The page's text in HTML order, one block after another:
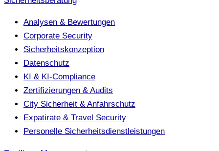
Analysen & Bewertungen
Corporate Security
Sicherheitskonzeption
Datenschutz
KI & KI-Compliance
Zertifizierungen & Audits
City Sicherheit & Anfahrschutz
Expatirate & Travel Security
Personelle Sicherheitsdienstleistungen